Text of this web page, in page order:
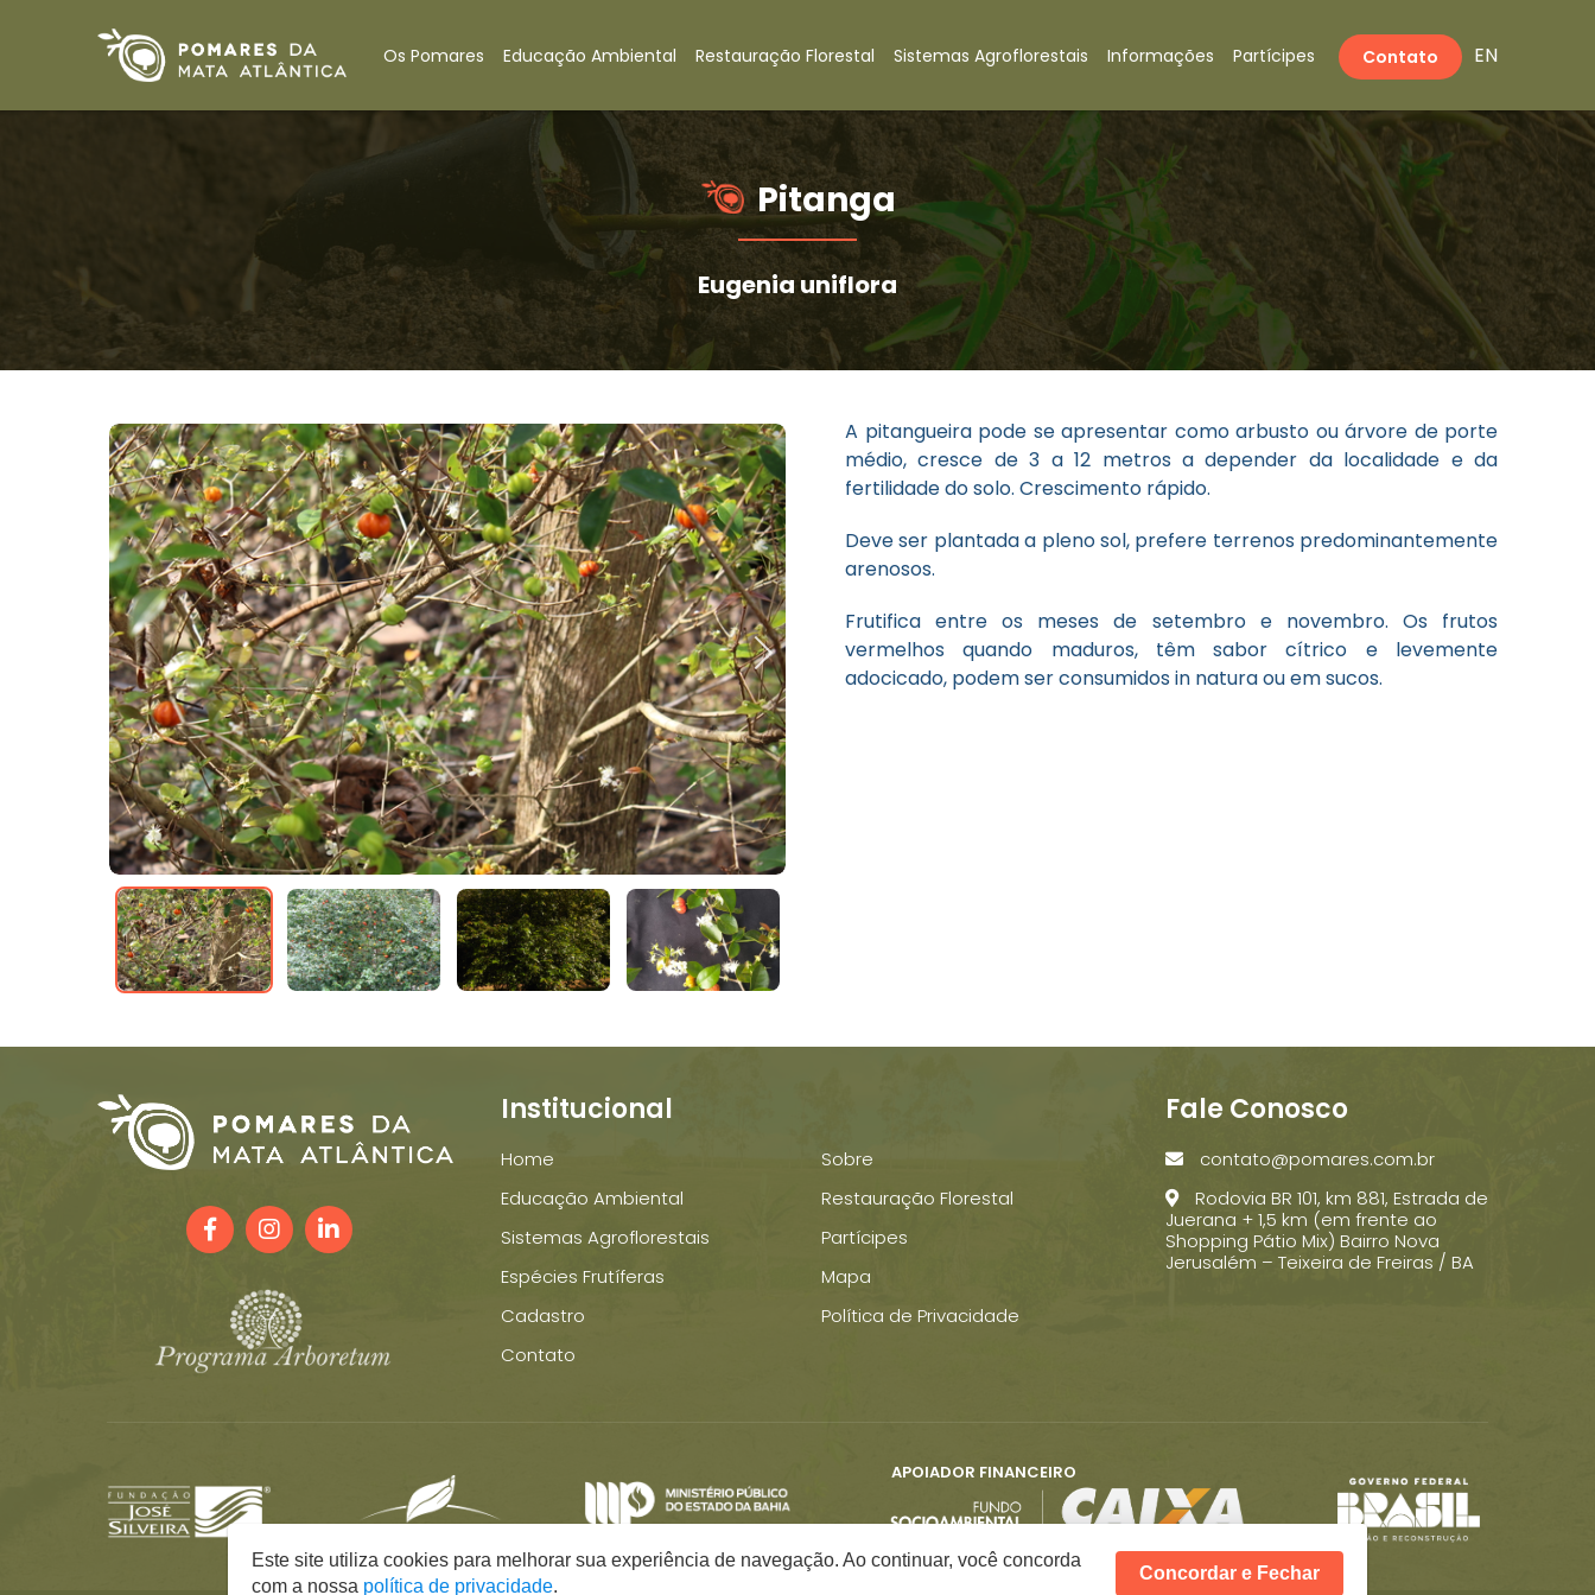
Os Pomares Educação Ambiental Restauração Florestal Sistemas Agroflorestais Informações Partícipes Contato EN
Pitanga
Eugenia uniflora
Next
A pitangueira pode se apresentar como arbusto ou árvore de porte
médio, cresce de 3 a 12 metros a depender da localidade e da
fertilidade do solo. Crescimento rápido.
Deve ser plantada a pleno sol, prefere terrenos predominantemente
arenosos.
Frutifica entre os meses de setembro e novembro. Os frutos
vermelhos quando maduros, têm sabor cítrico e levemente
adocicado, podem ser consumidos in naturaou em sucos.
Institucional
Home
Sobre
Educação Ambiental
Restauração Florestal
Sistemas Agroflorestais
Partícipes
Espécies Frutíferas
Mapa
Cadastro
Política de Privacidade
Contato
Fale Conosco
contato@pomares.com.br
Rodovia BR 101, km 881, Estrada de
Juerana + 1,5 km (em frente ao
Shopping Pátio Mix) Bairro Nova
Jerusalém – Teixeira de Freiras / BA
APOIADOR FINANCEIRO
Este site utiliza cookies para melhorar sua experiência de navegação. Ao continuar, você concorda
com a nossa política de privacidade.
Concordar e Fechar